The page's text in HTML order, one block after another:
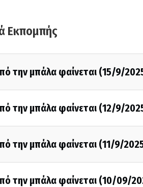
Εκπομπής
την μπάλα φαίνεται (15/9/
την μπάλα φαίνεται (12/9/
την μπάλα φαίνεται (11/9/
την μπάλα φαίνεται (10/09/